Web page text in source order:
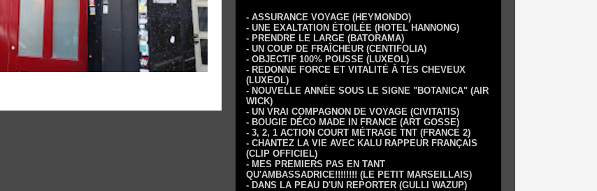
- ASSURANCE VOYAGE (HEYMONDO)
- UNE EXALTATION ÉTOILÉE (HOTEL HANNONG)
- PRENDRE LE LARGE (BATORAMA)
- UN COUP DE FRAÎCHEUR (CENTIFOLIA)
- OBJECTIF 100% POUSSE (LUXEOL)
- REDONNE FORCE ET VITALITÉ À TES CHEVEUX
(LUXEOL)
- NOUVELLE ANNÉE SOUS LE SIGNE "BOTANICA" (AIR
WICK)
- UN VRAI COMPAGNON DE VOYAGE (CIVITATIS)
- BOUGIE DÉCO MADE IN FRANCE (ART GOSSE)
- 3, 2, 1 ACTION COURT MÉTRAGE TNT (FRANCE 2)
- CHANTEZ LA VIE AVEC KALU RAPPEUR FRANÇAIS
(CLIP OFFICIEL)
- MES PREMIERS PAS EN TANT
QU'AMBASSADRICE!!!!!!!! (LE PETIT MARSEILLAIS)
- DANS LA PEAU D'UN REPORTER (GULLI WAZUP)